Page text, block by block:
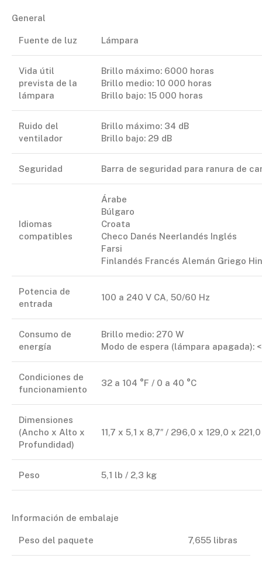
General
Fuente de luz Lámpara
Vida útil
prevista de la
lámpara
Brillo máximo: 6000 horas
Brillo medio: 10 000 horas
Brillo bajo: 15 000 horas
Ruido del
ventilador
Brillo máximo: 34 dB
Brillo bajo: 29 dB
Seguridad Barra de seguridad para ranura de
Idiomas
compatibles
Árabe
Búlgaro
Croata
Checo Danés Neerlandés Inglés
Farsi
Finlandés Francés Alemán Griego
Potencia de
entrada
100 a 240 V CA, 50/60 Hz
Consumo de
energía
Brillo medio: 270 W
Modo de espera (lámpara apagada):
Condiciones de
funcionamiento
32 a 104 °F / 0 a 40 °C
Dimensiones
(Ancho x Alto x
Profundidad)
11,7 x 5,1 x 8,7″ / 296,0 x 129,0 x
Peso 5,1 lb / 2,3 kg
Información de embalaje
Peso del paquete 7,655 libras